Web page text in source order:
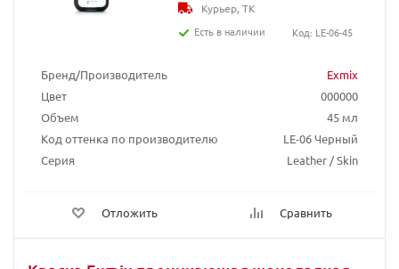
Бренд/Производитель
Exmix
Цвет
000000
Объем
45 мл
Код оттенка по производителю
LE-06 Черный
Серия
Leather / Skin
Отложить Сравнить
Курьер, ТК
Есть в наличии
Код: LE-06-45